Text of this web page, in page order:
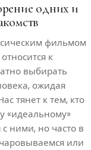
одних и
фильмом
к
выбирать
ожидая
тянет к тем, кто
«идеальному»
ними, но часто в
или